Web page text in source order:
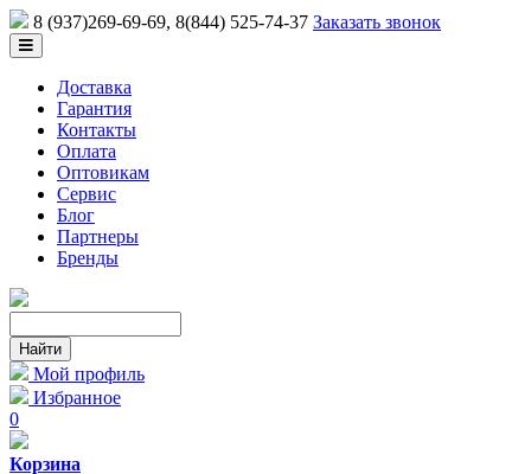
8 (937)269-69-69, 8(844) 525-74-37 Заказать звонок
Доставка
Гарантия
Контакты
Оплата
Оптовикам
Сервис
Блог
Партнеры
Бренды
Мой профиль
Избранное
0
Корзина